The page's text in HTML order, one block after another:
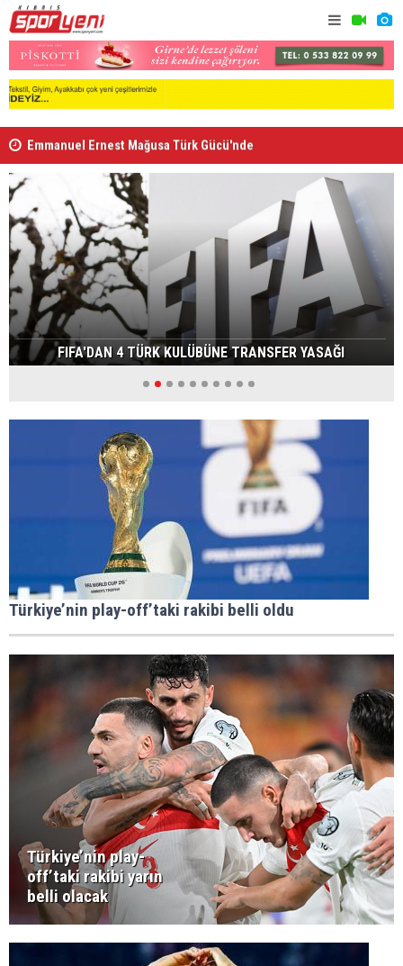
Emmanuel Ernest Mağusa Türk Gücü'nde
FIFA'DAN 4 TÜRK KULÜBÜNE TRANSFER YASAĞI
Türkiye’nin play-off’taki rakibi belli oldu
Türkiye’nin play-
off’taki rakibi yarın
belli olacak